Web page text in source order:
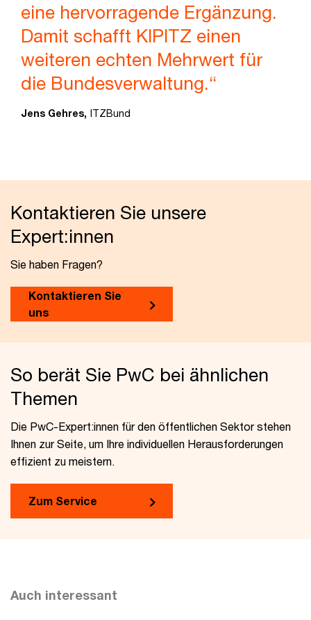
eine hervorragende Ergänzung.
Damit schafft KIPITZ einen
weiteren echten Mehrwert für
die Bundesverwaltung.“
Jens Gehres, ITZBund
Kontaktieren Sie unsere
Expert:innen
Sie haben Fragen?
Kontaktieren Sie
uns
So berät Sie PwC bei ähnlichen
Themen
Die PwC-Expert:innen für den öffentlichen Sektor stehen
Ihnen zur Seite, um Ihre individuellen Herausforderungen
effizient zu meistern.
Zum Service
Auch interessant